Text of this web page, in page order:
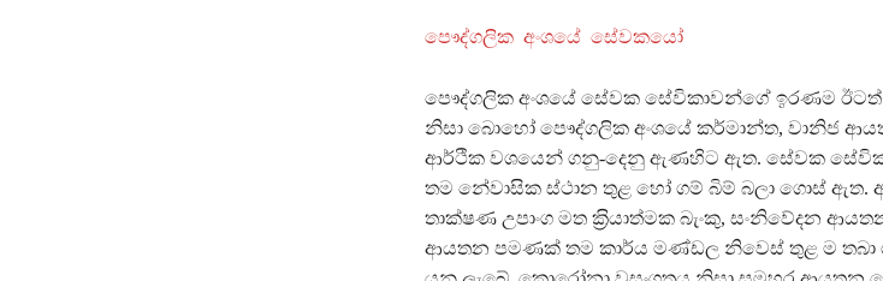
පෞද්ගලික අංශයේ සේවකයෝ
පෞද්ගලික අංශයේ සේවක සේවිකාවන්ගේ ඉරණම ඊටත්
නිසා බොහෝ පෞද්ගලික අංශයේ කර්මාන්ත, වානිජ
ආර්ථික වශයෙන් ගනු-දෙනු ඇණහිට ඇත. සේවක
තම නේවාසික ස්ථාන තුළ හෝ ගම් බිම් බලා ගොස්
තාක්ෂණ උපාංග මත ක‍්‍රියාත්මක බැංකු, සංනිවේදන
ආයතන පමණක් තම කාර්ය මණ්ඩල නිවෙස් තුළ ම